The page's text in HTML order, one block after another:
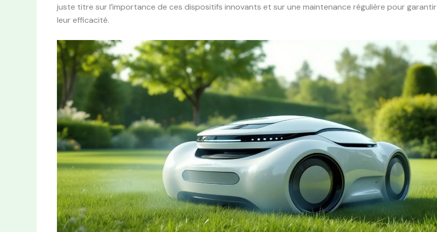
juste titre sur l’importance de ces dispositifs innovants et sur une maintenance régulière pour garantir
leur efficacité.